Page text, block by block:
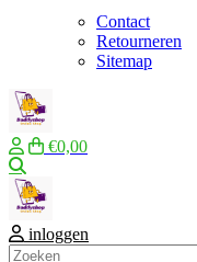
Contact
Retourneren
Sitemap
€0,00
inloggen